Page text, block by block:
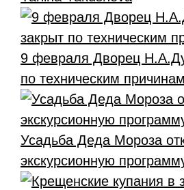
9 февраля Дворец
по техническим причинам
Усадьба Деда Мороза
экскурсионную